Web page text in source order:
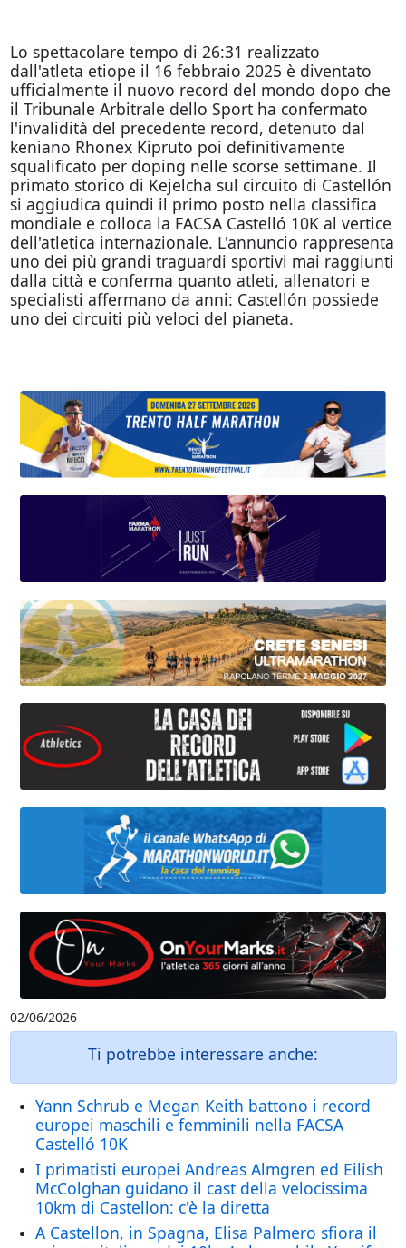
Lo spettacolare tempo di 26:31 realizzato
dall'atleta etiope il 16 febbraio 2025 è diventato
ufficialmente il nuovo record del mondo dopo che
il Tribunale Arbitrale dello Sport ha confermato
l'invalidità del precedente record, detenuto dal
keniano Rhonex Kipruto poi definitivamente
squalificato per doping nelle scorse settimane. Il
primato storico di Kejelcha sul circuito di Castellón
si aggiudica quindi il primo posto nella classifica
mondiale e colloca la FACSA Castelló 10K al vertice
dell'atletica internazionale. L'annuncio rappresenta
uno dei più grandi traguardi sportivi mai raggiunti
dalla città e conferma quanto atleti, allenatori e
specialisti affermano da anni: Castellón possiede
uno dei circuiti più veloci del pianeta.
02/06/2026
Ti potrebbe interessare anche:
Yann Schrub e Megan Keith battono i record
europei maschili e femminili nella FACSA
Castelló 10K
I primatisti europei Andreas Almgren ed Eilish
McColghan guidano il cast della velocissima
10km di Castellon: c'è la diretta
A Castellon, in Spagna, Elisa Palmero sfiora il